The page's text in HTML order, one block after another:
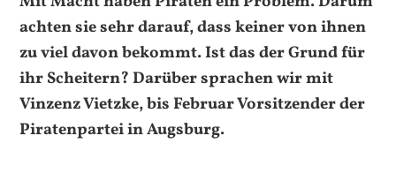
achten sie sehr darauf, dass keiner von ihnen
zu viel davonbekommt. Ist das der Grund für
ihr Scheitern? Darüber sprachen wir mit
Vinzenz Vietzke, bis Februar Vorsitzenderder
Piratenpartei in Augsburg.